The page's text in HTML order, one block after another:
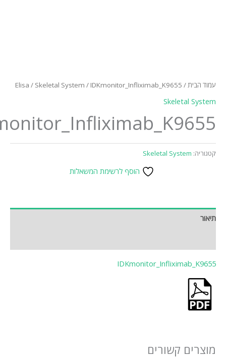
Elisa/Skeletal System/ IDKmonitor_Infliximab_K9655
Skeletal
הוסף לרשימת המשאלות
קשורים